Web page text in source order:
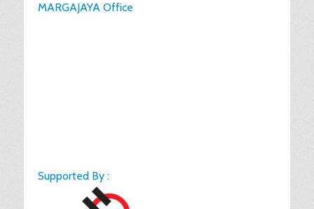
MARGAJAYA Office
Supported By :